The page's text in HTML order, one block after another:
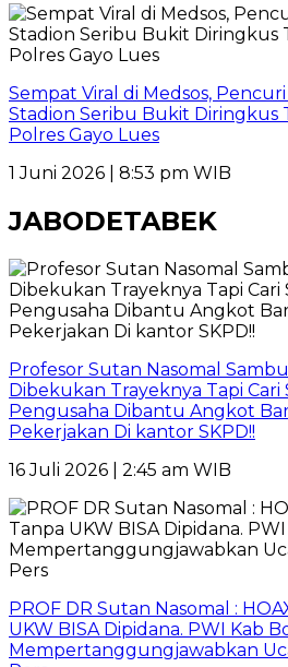
Sempat Viral di Medsos,
Stadion Seribu Bukit Diringkus
Polres Gayo Lues
1 Juni 2026 | 8:53 pm WIB
JABODETABEK
Profesor Sutan Nasomal
Dibekukan Trayeknya Tapi Cari
Pengusaha Dibantu Angkot
Pekerjakan Di kantor SKPD!!
16 Juli 2026 | 2:45 am WIB
PROF DR Sutan Nasomal :
UKW BISA Dipidana. PWI Kab
Mempertanggungjawabkan